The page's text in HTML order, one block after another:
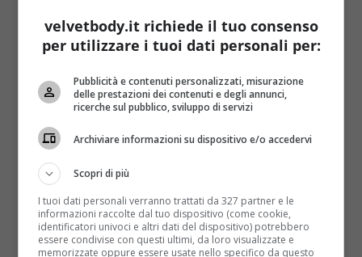
considerazione esclusivamente gli eterosessuali.
Ecco alcuni risultati interessanti:
Il trenta per cento delle donne ha dichiarato
di sentire quasi sempre dolore, a fronte del sette
per cento degli uomini.
I 3/4 delle donne che hanno manifestato dolore
in un rapporto sessuale, lo percepiscono
all’interno dell’organo sessuale e anche intorno a
esso.
La restante parte individua il dolore intorno al
collo dell’utero. Quiè molto probabile che il male
velvetbody.it richiede il tuo consenso
per utilizzare i tuoi dati personali per:
Pubblicità e contenuti personalizzati, misurazione
delle prestazioni dei contenuti e degli annunci,
ricerche sul pubblico, sviluppo di servizi
Archiviare informazioni su dispositivo e/o accedervi
Scopri di più
I tuoi dati personali verranno trattati da 327 partner e le
informazioni raccolte dal tuo dispositivo (come cookie,
identificatori univoci e altri dati del dispositivo) potrebbero
essere condivise con questi ultimi, da loro visualizzate e
memorizzate oppure essere usate nello specifico da questo